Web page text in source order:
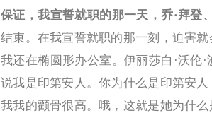
保证，我宣誓就职的那一天，乔·拜登
结束。在我宣誓就职的那一刻，迫害
我还在椭圆形办公室。伊丽莎白·沃伦
说我是印第安人。你为什么是印第安
我我的颧骨很高。哦，这就是她为什